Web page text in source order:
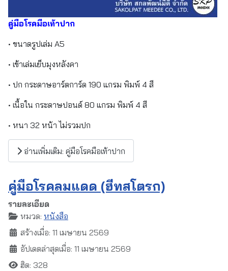
คู่มือโรคมือเท้าปาก
• ขนาดรูปเล่ม A5
• เข้าเล่มเย็บมุงหลังคา
• ปก กระดาษอาร์ตการ์ด 190 แกรม พิมพ์ 4 สี
• เนื้อใน กระดาษปอนด์ 80 แกรม พิมพ์ 4 สี
• หนา 32 หน้า ไม่รวมปก
อ่านเพิ่มเติม: คู่มือโรคมือเท้าปาก
คู่มือโรคลมแดด (ฮีทสโตรก)
รายละเอียด
หมวด: หนังสือ
สร้างเมื่อ: 11 เมษายน 2569
อัปเดตล่าสุดเมื่อ: 11 เมษายน 2569
ฮิต: 328